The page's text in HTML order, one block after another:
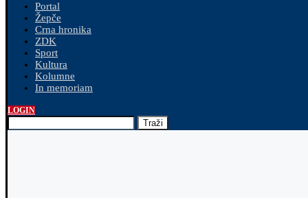
Portal
Žepče
Crna hronika
ZDK
Sport
Kultura
Kolumne
In memoriam
LOGIN
Traži